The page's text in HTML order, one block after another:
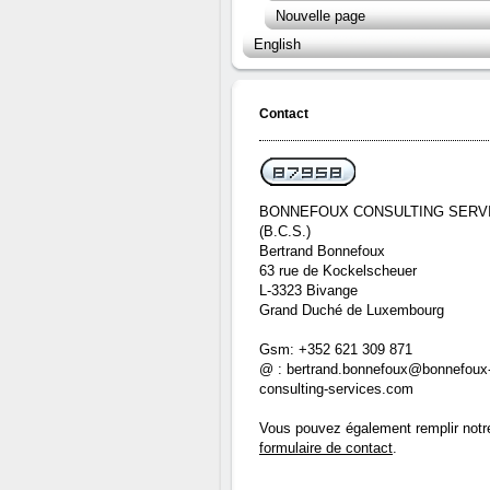
Nouvelle page
English
Contact
BONNEFOUX CONSULTING
(B.C.S.)
Bertrand Bonnefoux
63 rue de Kockelscheuer
L-3323 Bivange
Grand Duché de Luxembourg
Gsm: +352 621 309 871
@ :
consulting-services.com
Vous pouvez également remplir
formulaire de contact.